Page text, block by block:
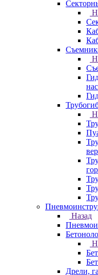
Назад
Дрели,